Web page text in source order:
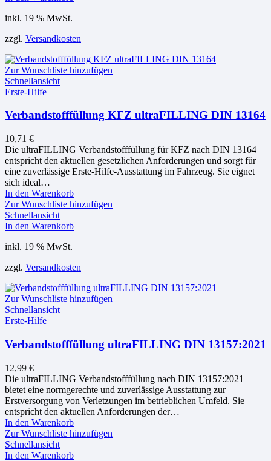
inkl. 19 % MwSt.
zzgl. Versandkosten
Zur Wunschliste hinzufügen
Schnellansicht
Erste-Hilfe
Verbandstofffüllung KFZ ultraFILLING DIN 13164
10,71 €
Die ultraFILLING Verbandstofffüllung für KFZ nach DIN 13164
entspricht den aktuellen gesetzlichen Anforderungen und sorgt für
eine zuverlässige Erste-Hilfe-Ausstattung im Fahrzeug. Sie eignet
sich ideal…
In den Warenkorb
Zur Wunschliste hinzufügen
Schnellansicht
In den Warenkorb
inkl. 19 % MwSt.
zzgl. Versandkosten
Zur Wunschliste hinzufügen
Schnellansicht
Erste-Hilfe
Verbandstofffüllung ultraFILLING DIN 13157:2021
12,99 €
Die ultraFILLING Verbandstofffüllung nach DIN 13157:2021
bietet eine normgerechte und zuverlässige Ausstattung zur
Erstversorgung von Verletzungen im betrieblichen Umfeld. Sie
entspricht den aktuellen Anforderungen der…
In den Warenkorb
Zur Wunschliste hinzufügen
Schnellansicht
In den Warenkorb